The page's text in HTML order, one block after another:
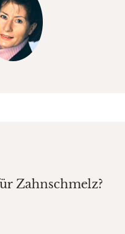
Zahnschmelz?